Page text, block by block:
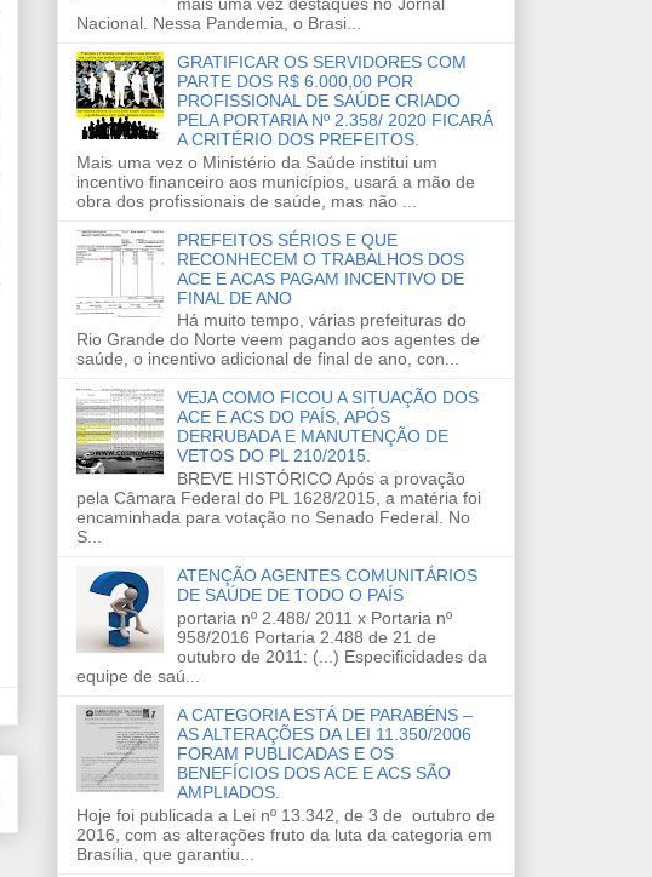
Nacional. Nessa Pandemia, o Brasi...
GRATIFICAR OS SERVIDORES COM
PARTE DOS R$ 6.000,00 POR
PROFISSIONAL DE SAÚDE CRIADO
PELA PORTARIA Nº 2.358/ 2020 FICARÁ
A CRITÉRIO DOS PREFEITOS.
Mais uma vez o Ministério da Saúde institui um
incentivo financeiro aos municípios, usará a mão de
obra dos profissionais de saúde, mas não ...
PREFEITOS SÉRIOS E QUE
RECONHECEM O TRABALHOS DOS
ACE E ACAS PAGAM INCENTIVO DE
FINAL DE ANO
Há muito tempo, várias prefeituras do
Rio Grande do Norte veem pagando aos agentes de
saúde, o incentivo adicional de final de ano, con...
VEJA COMO FICOU A SITUAÇÃO DOS
ACE E ACS DO PAÍS, APÓS
DERRUBADA E MANUTENÇÃO DE
VETOS DO PL 210/2015.
BREVE HISTÓRICO Após a provação
pela Câmara Federal do PL 1628/2015, a matéria foi
encaminhada para votação no Senado Federal. No
S...
ATENÇÃO AGENTES COMUNITÁRIOS
DE SAÚDE DE TODO O PAÍS
portaria nº 2.488/ 2011 x Portaria nº
958/2016 Portaria 2.488 de 21 de
outubro de 2011: (...) Especificidades da
equipe de saú...
A CATEGORIA ESTÁ DE PARABÉNS –
AS ALTERAÇÕES DA LEI 11.350/2006
FORAM PUBLICADAS E OS
BENEFÍCIOS DOS ACE E ACS SÃO
AMPLIADOS.
Hoje foi publicada a Lei nº 13.342, de 3 de outubro de
2016, com as alterações fruto da luta da categoria em
Brasília, que garantiu...